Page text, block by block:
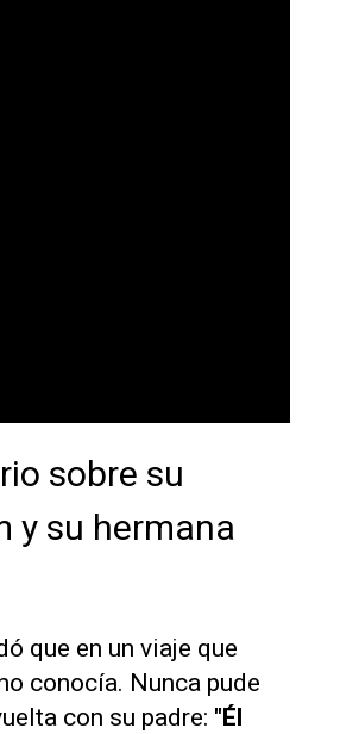
sobre su
y su hermana
que en un viaje que
conocía. Nunca pude
con su padre: "Él